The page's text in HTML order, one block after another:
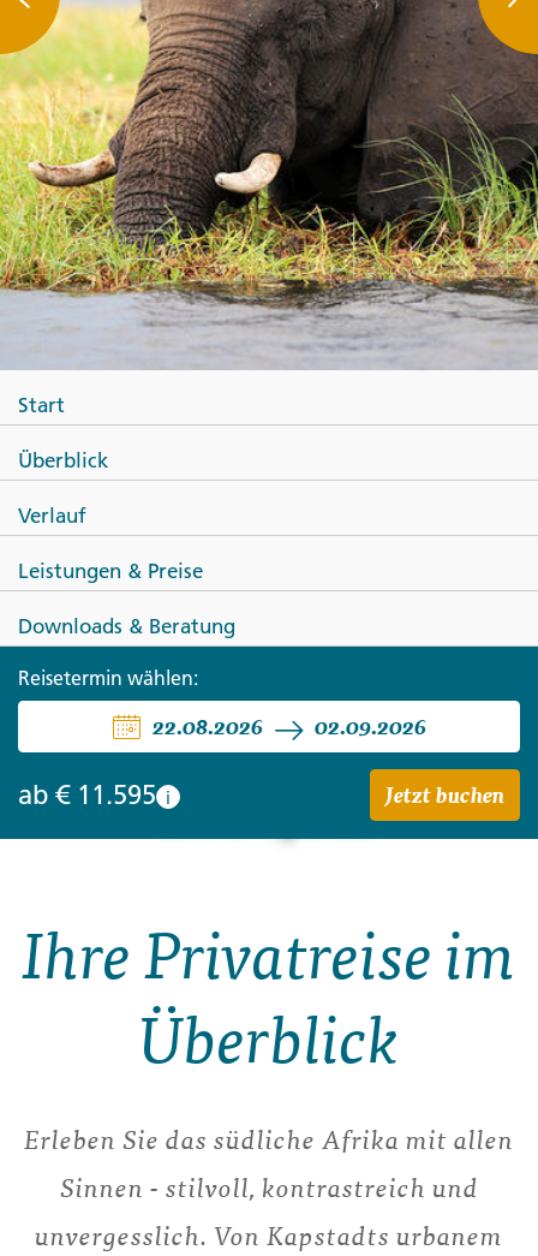
SÜDAFRIKA BOTSWANA
Südafrika, Simbabwe und
Botswana - African
Extravaganza
Start
Überblick
Verlauf
Leistungen & Preise
Downloads & Beratung
Reisetermin wählen:
22.08.2026 02.09.2026
ab € 11.595 i Jetzt buchen
Ihre Privatreise im
Überblick
Erleben Sie das südliche Afrika mit allen
Sinnen - stilvoll, kontrastreich und
unvergesslich. Von Kapstadts urbanem